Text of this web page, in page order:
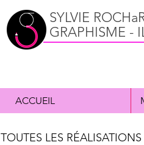
SYLVIE
GRAPHISME -
ACCUEIL
TOUTES LES RÉALISATIONS